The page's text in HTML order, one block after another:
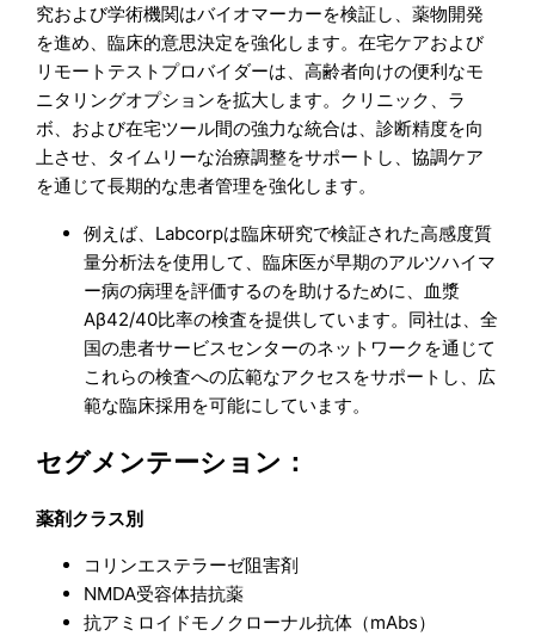
究および学術機関はバイオマーカーを検証し、薬物開発
を進め、臨床的意思決定を強化します。在宅ケアおよび
リモートテストプロバイダーは、高齢者向けの便利なモ
ニタリングオプションを拡大します。クリニック、ラ
ボ、および在宅ツール間の強力な統合は、診断精度を向
上させ、タイムリーな治療調整をサポートし、協調ケア
を通じて長期的な患者管理を強化します。
例えば、Labcorpは臨床研究で検証された高感度質
量分析法を使用して、臨床医が早期のアルツハイマ
ー病の病理を評価するのを助けるために、血漿
Aβ42/40比率の検査を提供しています。同社は、全
国の患者サービスセンターのネットワークを通じて
これらの検査への広範なアクセスをサポートし、広
範な臨床採用を可能にしています。
セグメンテーション：
薬剤クラス別
コリンエステラーゼ阻害剤
NMDA受容体拮抗薬
抗アミロイドモノクローナル抗体（mAbs）